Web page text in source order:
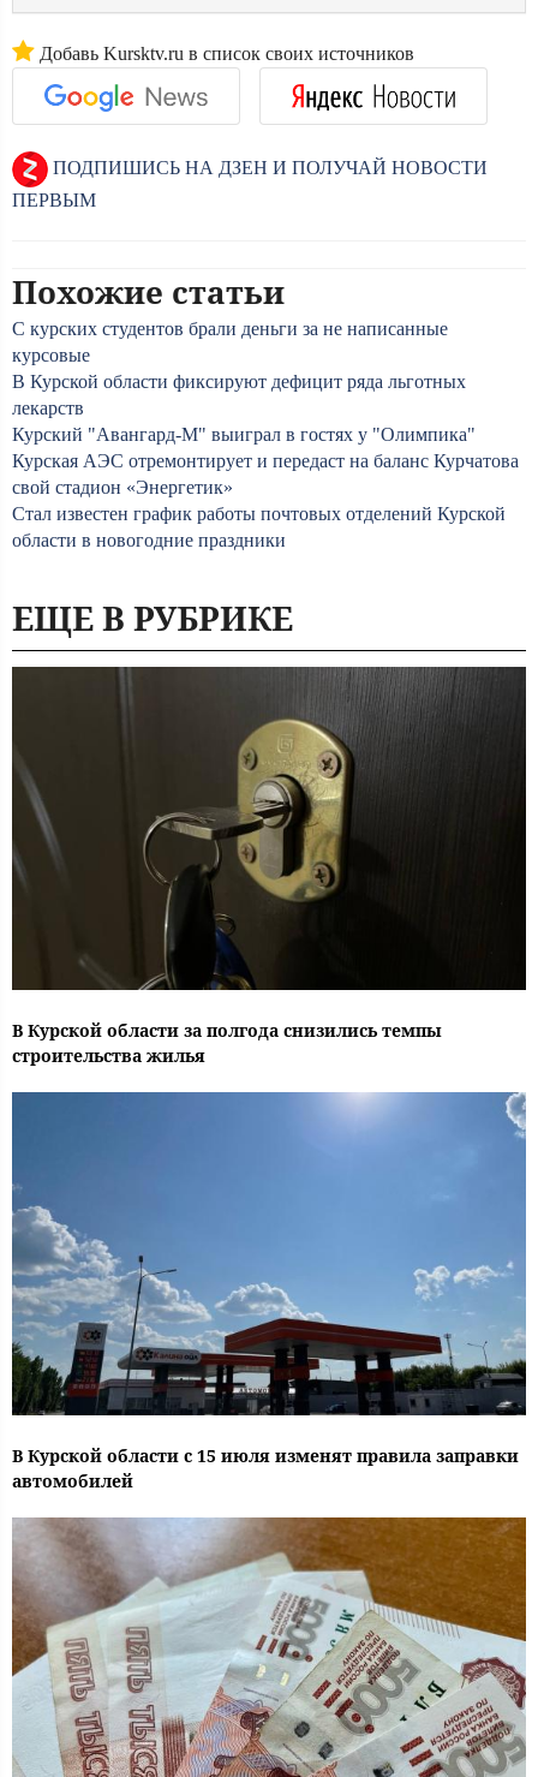
Добавь Kursktv.ru в список своих источников
ПОДПИШИСЬ НА ДЗЕН И ПОЛУЧАЙ НОВОСТИ
ПЕРВЫМ
Похожие статьи
С курских студентов брали деньги за не написанные
курсовые
В Курской области фиксируют дефицит ряда льготных
лекарств
Курский "Авангард-М" выиграл в гостях у "Олимпика"
Курская АЭС отремонтирует и передаст на баланс Курчатова
свой стадион «Энергетик»
Стал известен график работы почтовых отделений Курской
области в новогодние праздники
ЕЩЕ В РУБРИКЕ
В Курской области за полгода снизились темпы
строительства жилья
В Курской области с 15 июля изменят правила заправки
автомобилей